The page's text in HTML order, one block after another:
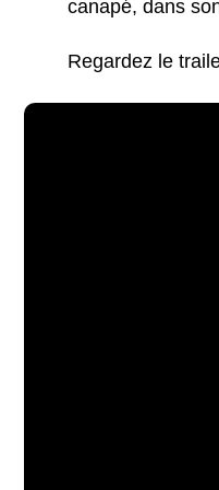
canapé, dans
Regardez le